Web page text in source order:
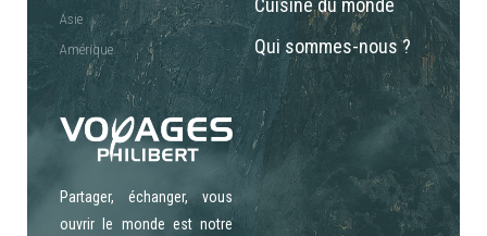
Asie
Amérique
Cuisine du monde
Qui sommes-nous ?
Partager, échanger, vous
ouvrir le monde est notre